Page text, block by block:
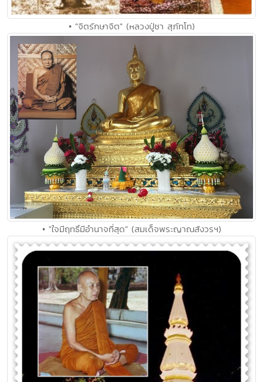
• "จิตรักษาจิต" (หลวงปู่ชา สุภัทโท)
• "ใจมีฤทธิ์มีอำนาจที่สุด" (สมเด็จพระญาณสังวรฯ)